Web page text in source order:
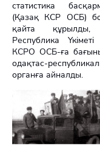
статистика
(Қазақ КСР ОСБ)
қайта
Республика
КСРО ОСБ-ға
одақтас-
органға айналды.